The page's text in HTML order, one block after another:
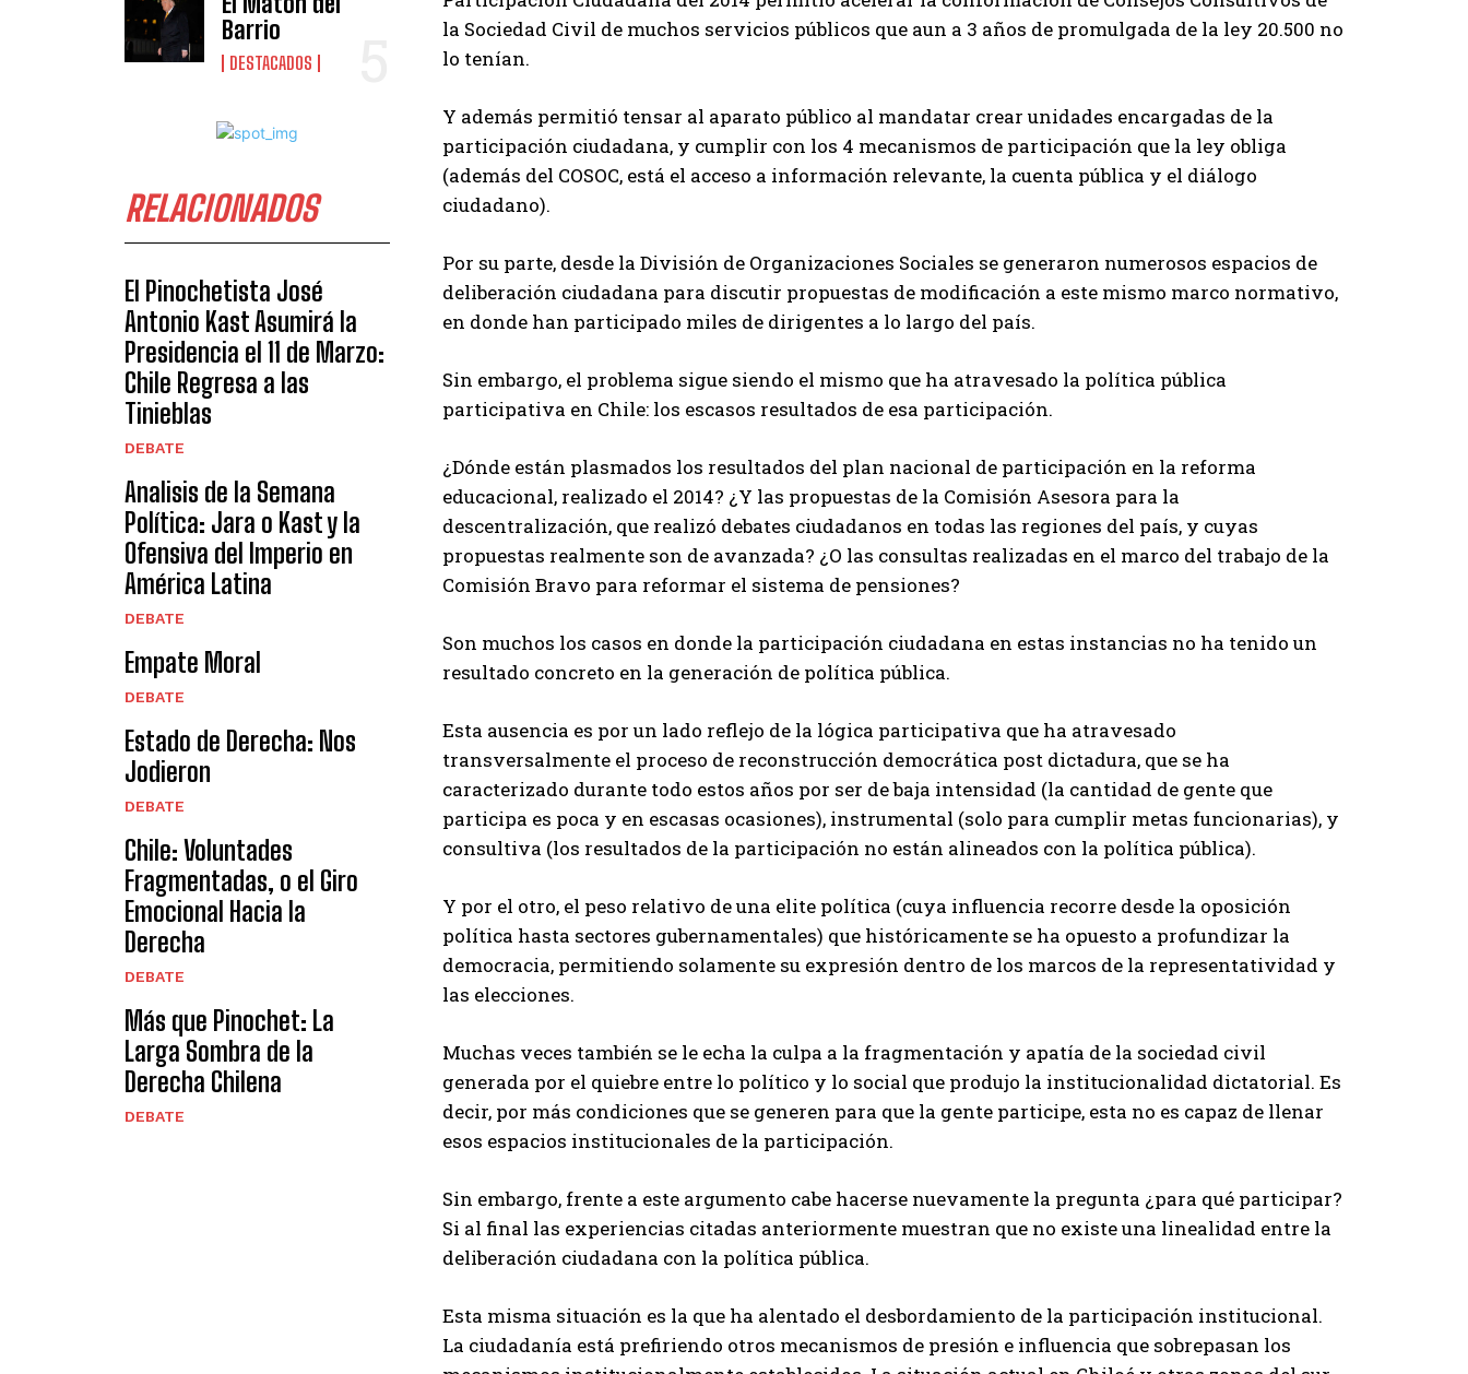
Barrio
DESTACADOS
RELACIONADOS
El Pinochetista José
Antonio Kast Asumirá la
Presidencia el 11 de Marzo:
Chile Regresa a las
Tinieblas
DEBATE
Analisis de la Semana
Política: Jara o Kast y la
Ofensiva del Imperio en
América Latina
DEBATE
Empate Moral
DEBATE
Estado de Derecha: Nos
Jodieron
DEBATE
Chile: Voluntades
Fragmentadas, o el Giro
Emocional Hacia la
Derecha
DEBATE
Más que Pinochet: La
Larga Sombra de la
Derecha Chilena
DEBATE
la Sociedad Civil de muchos servicios públicos que aun a 3 años de promulgada de la ley 20.500 no
lo tenían.
Y además permitió tensar al aparato público al mandatar crear unidades encargadas de la
participación ciudadana, y cumplir con los 4 mecanismos de participación que la ley obliga
(además del COSOC, está el acceso a información relevante, la cuenta pública y el diálogo
ciudadano).
Por su parte, desde la División de Organizaciones Sociales se generaron numerosos espacios de
deliberación ciudadana para discutir propuestas de modificación a este mismo marco normativo,
en donde han participado miles de dirigentes a lo largo del país.
Sin embargo, el problema sigue siendo el mismo que ha atravesado la política pública
participativa en Chile: los escasos resultados de esa participación.
¿Dónde están plasmados los resultados del plan nacional de participación en la reforma
educacional, realizado el 2014? ¿Y las propuestas de la Comisión Asesora para la
descentralización, que realizó debates ciudadanos en todas las regiones del país, y cuyas
propuestas realmente son de avanzada? ¿O las consultas realizadas en el marco del trabajo de la
Comisión Bravo para reformar el sistema de pensiones?
Son muchos los casos en donde la participación ciudadana en estas instancias no ha tenido un
resultado concreto en la generación de política pública.
Esta ausencia es por un lado reflejo de la lógica participativa que ha atravesado
transversalmente el proceso de reconstrucción democrática post dictadura, que se ha
caracterizado durante todo estos años por ser de baja intensidad (la cantidad de gente que
participa es poca y en escasas ocasiones), instrumental (solo para cumplir metas funcionarias), y
consultiva (los resultados de la participación no están alineados con la política pública).
Y por el otro, el peso relativo de una elite política (cuya influencia recorre desde la oposición
política hasta sectores gubernamentales) que históricamente se ha opuesto a profundizar la
democracia, permitiendo solamente su expresión dentro de los marcos de la representatividad y
las elecciones.
Muchas veces también se le echa la culpa a la fragmentación y apatía de la sociedad civil
generada por el quiebre entre lo político y lo social que produjo la institucionalidad dictatorial. Es
decir, por más condiciones que se generen para que la gente participe, esta no es capaz de llenar
esos espacios institucionales de la participación.
Sin embargo, frente a este argumento cabe hacerse nuevamente la pregunta ¿para qué participar?
Si al final las experiencias citadas anteriormente muestran que no existe una linealidad entre la
deliberación ciudadana con la política pública.
Esta misma situación es la que ha alentado el desbordamiento de la participación institucional.
La ciudadanía está prefiriendo otros mecanismos de presión e influencia que sobrepasan los